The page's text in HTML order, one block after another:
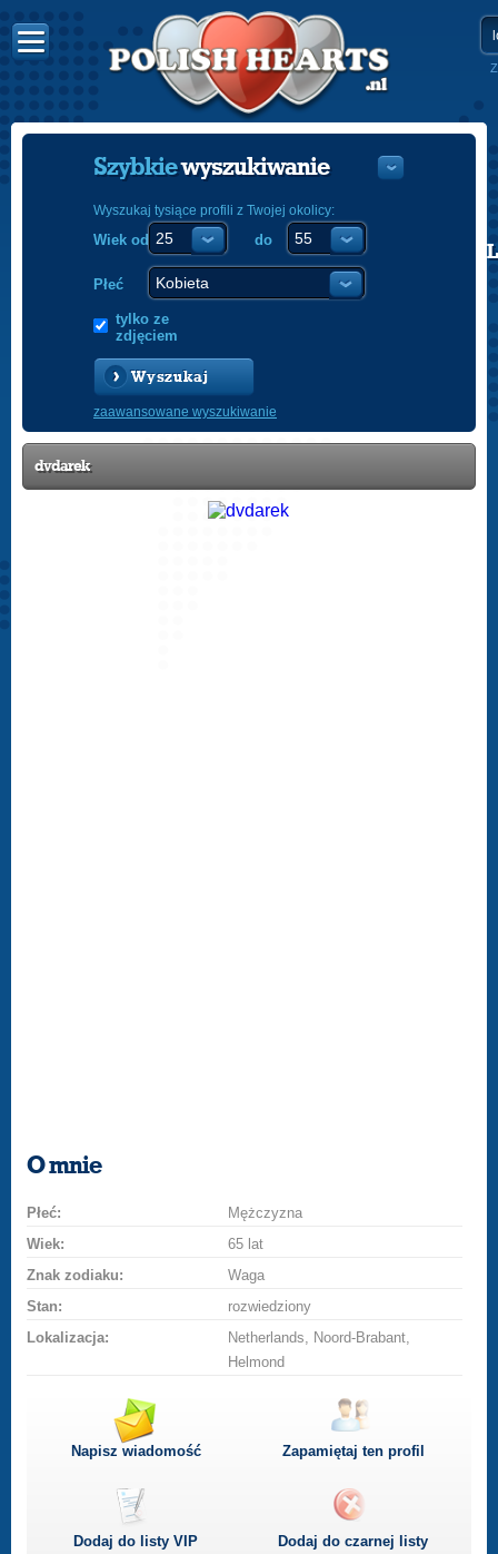
POLISH
Szybkiewyszukiwanie
Wyszukaj tysiące profili z Twojej okolicy:
Wiek od do
Płeć
tylko ze
zdjęciem
Wyszukaj
zaawansowane wyszukiwanie
dvdarek
O mnie
Płeć:
Mężczyzna
Wiek:
65 lat
Znak zodiaku:
Waga
Stan:
rozwiedziony
Lokalizacja:
Netherlands, Noord-Brabant,
Helmond
Napisz wiadomość Zapamiętaj ten profil
Dodaj do listyVIP Dodaj do czarnej listy